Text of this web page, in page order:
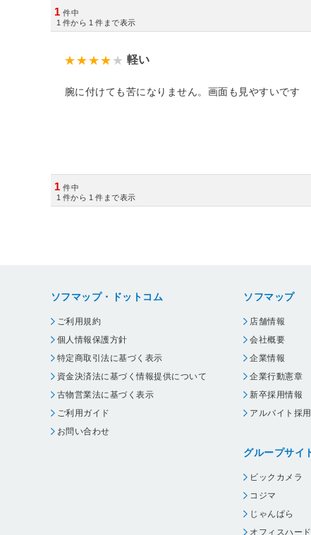
1 件中
1 件から 1 件まで表示
軽い
腕に付けても苦になりません。画面も見やすいです
1 件中
1 件から 1 件まで表示
ソフマップ・ドットコム
ご利用規約
個人情報保護方針
特定商取引法に基づく表示
資金決済法に基づく情報提供について
古物営業法に基づく表示
ご利用ガイド
お問い合わせ
ソフマップ
店舗情報
会社概要
企業情報
企業行動憲章
新卒採用情報
アルバイト採
グループサイ
ビックカメラ
コジマ
じゃんぱら
オフィスハー